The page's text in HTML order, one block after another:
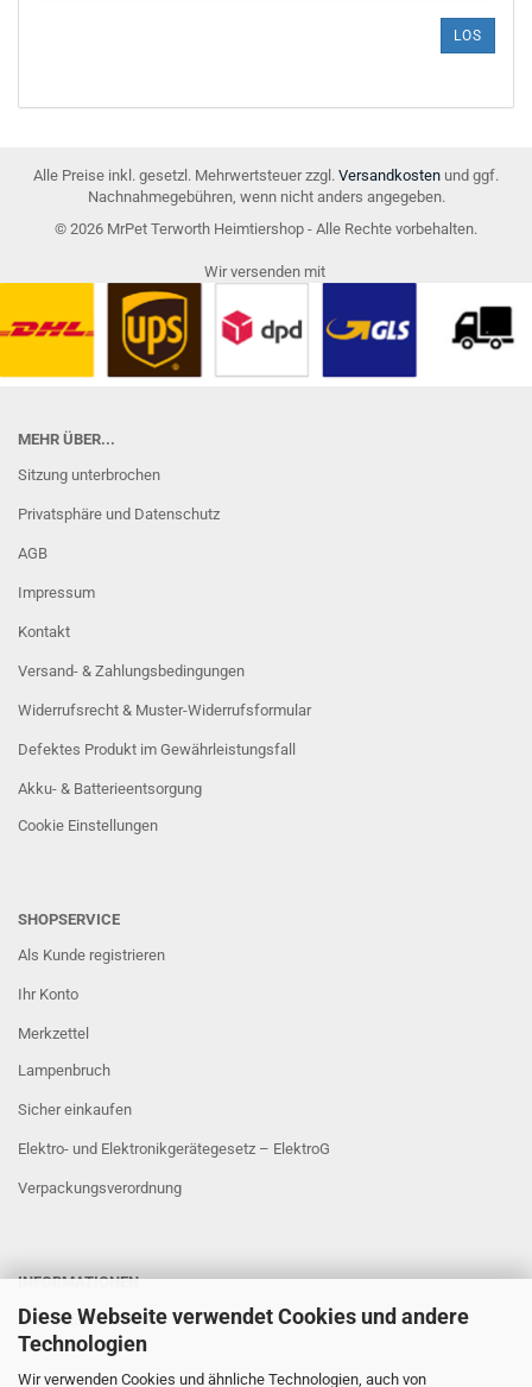
Diese Webseite verwendet Cookies und andere
Technologien
Wir verwenden Cookies und ähnliche Technologien, auch von
EIN.
LOS
Alle Preise inkl. gesetzl. Mehrwertsteuer zzgl. Versandkosten und ggf.
Nachnahmegebühren, wenn nicht anders angegeben.
© 2026 MrPet Terworth Heimtiershop - Alle Rechte vorbehalten.
Wir versenden mit
MEHR ÜBER...
Sitzung unterbrochen
Privatsphäre und Datenschutz
AGB
Impressum
Kontakt
Versand- & Zahlungsbedingungen
Widerrufsrecht & Muster-Widerrufsformular
Defektes Produkt im Gewährleistungsfall
Akku- & Batterieentsorgung
Cookie Einstellungen
SHOPSERVICE
Als Kunde registrieren
Ihr Konto
Merkzettel
Lampenbruch
Sicher einkaufen
Elektro- und Elektronikgerätegesetz – ElektroG
Verpackungsverordnung
INFORMATIONEN
Sicher Einkaufen